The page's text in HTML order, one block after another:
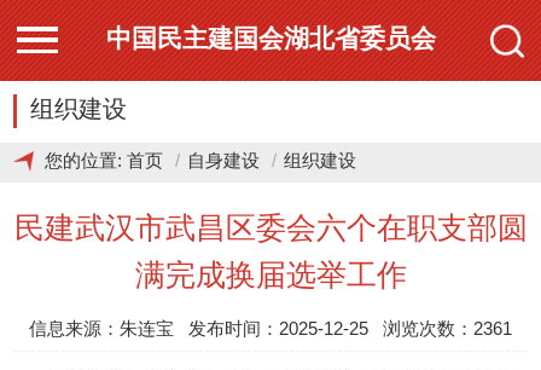
中国民主建国会湖北省委员会
组织建设
您的位置: 首页 自身建设 组织建设
民建武汉市武昌区委会六个在职支部圆
满完成换届选举工作
信息来源：朱连宝 发布时间：2025-12-25 浏览次数：2361